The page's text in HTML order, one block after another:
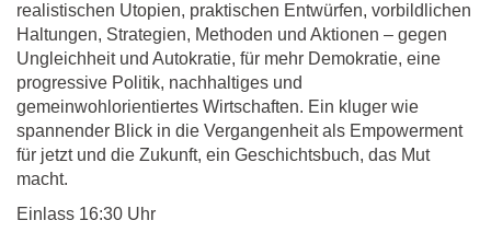
realistischen Utopien, praktischen Entwürfen, vorbildlichen
Haltungen, Strategien, Methoden und Aktionen – gegen
Ungleichheit und Autokratie, für mehr Demokratie, eine
progressive Politik, nachhaltiges und
gemeinwohlorientiertes Wirtschaften. Ein kluger wie
spannender Blick in die Vergangenheit als Empowerment
für jetzt und die Zukunft, ein Geschichtsbuch, das Mut
macht.
Einlass 16:30 Uhr